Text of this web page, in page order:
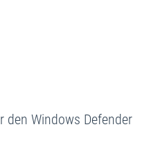
den Windows Defender